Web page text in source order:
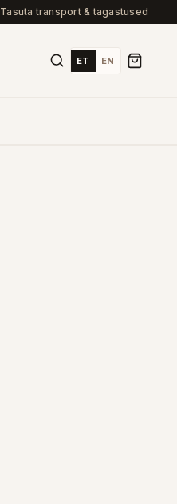
Tasuta transport & tagastused
ET EN